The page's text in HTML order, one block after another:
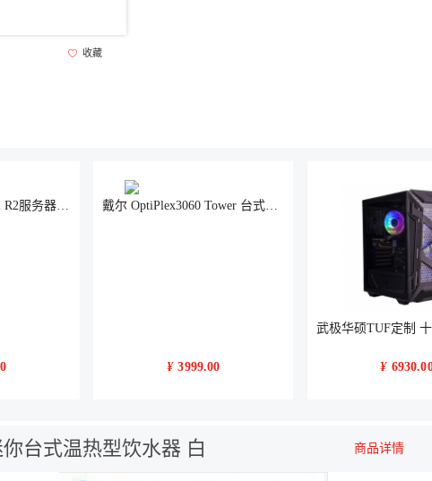
收藏
微软 Win server 2012 R2服务器windows 2012标准版 中文5用户 64位 戴尔 OptiPlex3060 Tower 台式计算机（G5400/4G/1TB/无光驱/集成显卡/19.5寸LED)）
¥ 3999.00 ¥
台式温热型饮水器 白 商品详情